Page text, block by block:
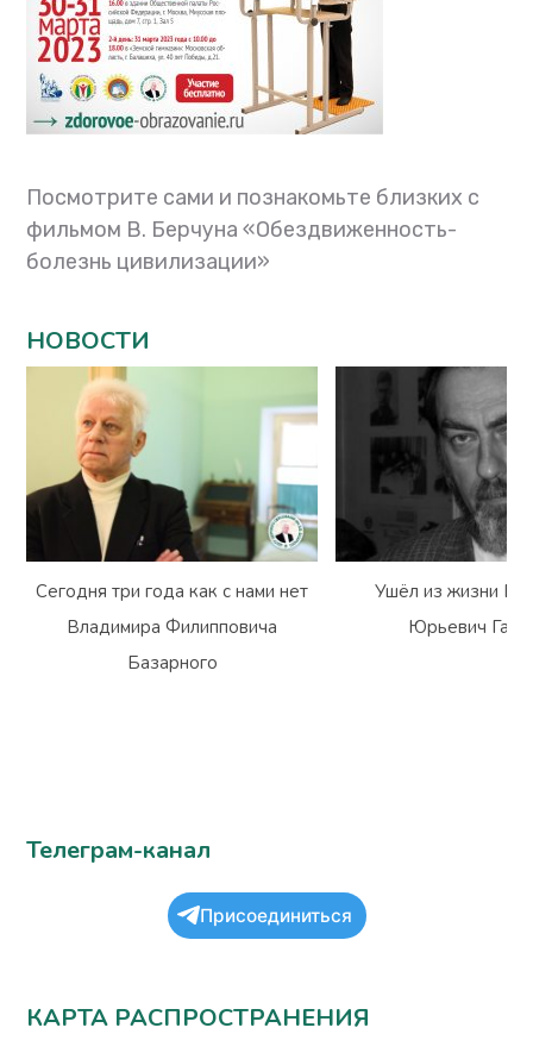
Посмотрите сами и познакомьте близких с
фильмом В. Берчуна «Обездвиженность-
болезнь цивилизации»
НОВОСТИ
Сегодня три года как с нами нет
Владимира Филипповича
Базарного
Ушёл из жизни
Юрьевич
Телеграм-канал
Присоединиться
КАРТА РАСПРОСТРАНЕНИЯ